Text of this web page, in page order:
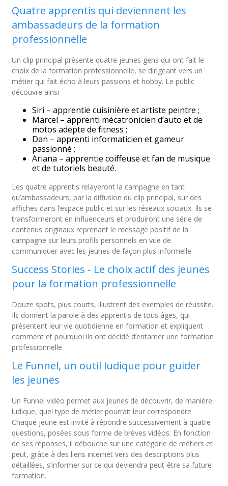
Quatre apprentis qui deviennent les
ambassadeurs de la formation
professionnelle
Un clip principal présente quatre jeunes gens qui ont fait le
choix de la formation professionnelle, se dirigeant vers un
métier qui fait écho à leurs passions et hobby. Le public
découvre ainsi
Siri – apprentie cuisinière et artiste peintre ;
Marcel – apprenti mécatronicien d’auto et de
motos adepte de fitness ;
Dan – apprenti informaticien et gameur
passionné ;
Ariana – apprentie coiffeuse et fan de musique
et de tutoriels beauté.
Les quatre apprentis relayeront la campagne en tant
qu’ambassadeurs, par la diffusion du clip principal, sur des
affiches dans l’espace public et sur les réseaux sociaux. Ils se
transformeront en influenceurs et produiront une série de
contenus originaux reprenant le message positif de la
campagne sur leurs profils personnels en vue de
communiquer avec les jeunes de façon plus informelle.
Success Stories - Le choix actif des jeunes
pour la formation professionnelle
Douze spots, plus courts, illustrent des exemples de réussite.
Ils donnent la parole à des apprentis de tous âges, qui
présentent leur vie quotidienne en formation et expliquent
comment et pourquoi ils ont décidé d’entamer une formation
professionnelle.
Le Funnel, un outil ludique pour guider
les jeunes
Un Funnel vidéo permet aux jeunes de découvrir, de manière
ludique, quel type de métier pourrait leur correspondre.
Chaque jeune est invité à répondre successivement à quatre
questions, posées sous forme de brèves vidéos. En fonction
de ses réponses, il débouche sur une catégorie de métiers et
peut, grâce à des liens internet vers des descriptions plus
détaillées, s’informer sur ce qui deviendra peut-être sa future
formation.